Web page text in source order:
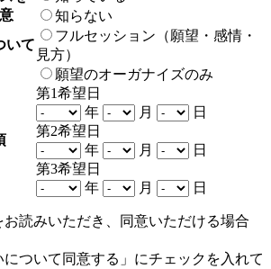
知らない
いて
フルセッション（願望・感情・
見方）
願望のオーガナイズのみ
第1希望日
年
月
日
第2希望日
年
月
日
第3希望日
年
月 日
お読みいただき、同意いただける場合
について同意する」にチェックを入れて